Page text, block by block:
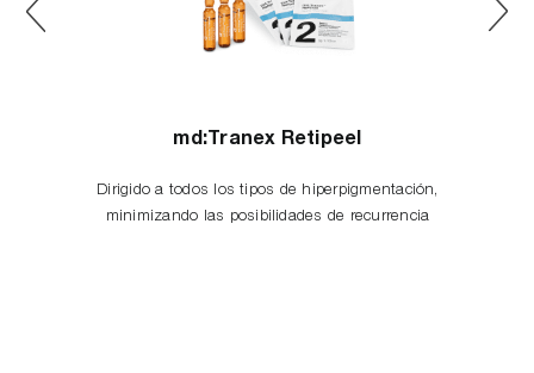
md:Tranex Retipeel
Dirigido a todos los tipos de hiperpigmentación,
minimizando las posibilidades de recurrencia